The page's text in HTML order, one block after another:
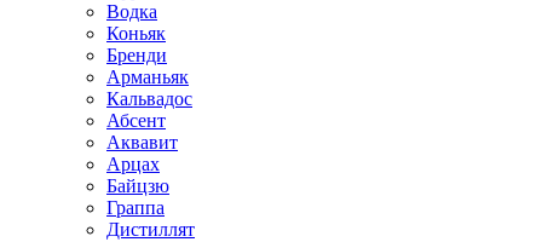
Водка
Коньяк
Бренди
Арманьяк
Кальвадос
Абсент
Аквавит
Арцах
Байцзю
Граппа
Дистиллят